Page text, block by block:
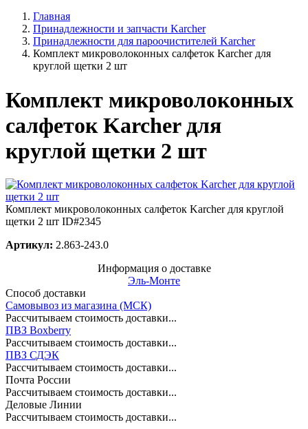
Главная
Принадлежности и запчасти Karcher
Принадлежности для пароочистителей Karcher
Комплект микроволоконных салфеток Karcher для
круглой щетки 2 шт
Комплект микроволоконных
салфеток Karcher для
круглой щетки 2 шт
Комплект микроволоконных салфеток Karcher для круглой
щетки 2 шт ID#2345
Артикул: 2.863-243.0
Информация о доставке
Эль-Монте
Способ доставки
Самовывоз из магазина (МСК)
Рассчитываем стоимость доставки...
ПВЗ Boxberry
Рассчитываем стоимость доставки...
ПВЗ СДЭК
Рассчитываем стоимость доставки...
Почта России
Рассчитываем стоимость доставки...
Деловые Линии
Рассчитываем стоимость доставки...